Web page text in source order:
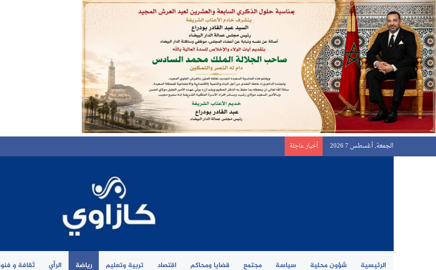
الجمعة, أغسطس 7 2026 أخبار عاجلة
الرئيسية شؤون محلية سياسة مجتمع قضايا ومحاكم اقتصاد تربية وتعليم رياضة الرأي ثقافة و